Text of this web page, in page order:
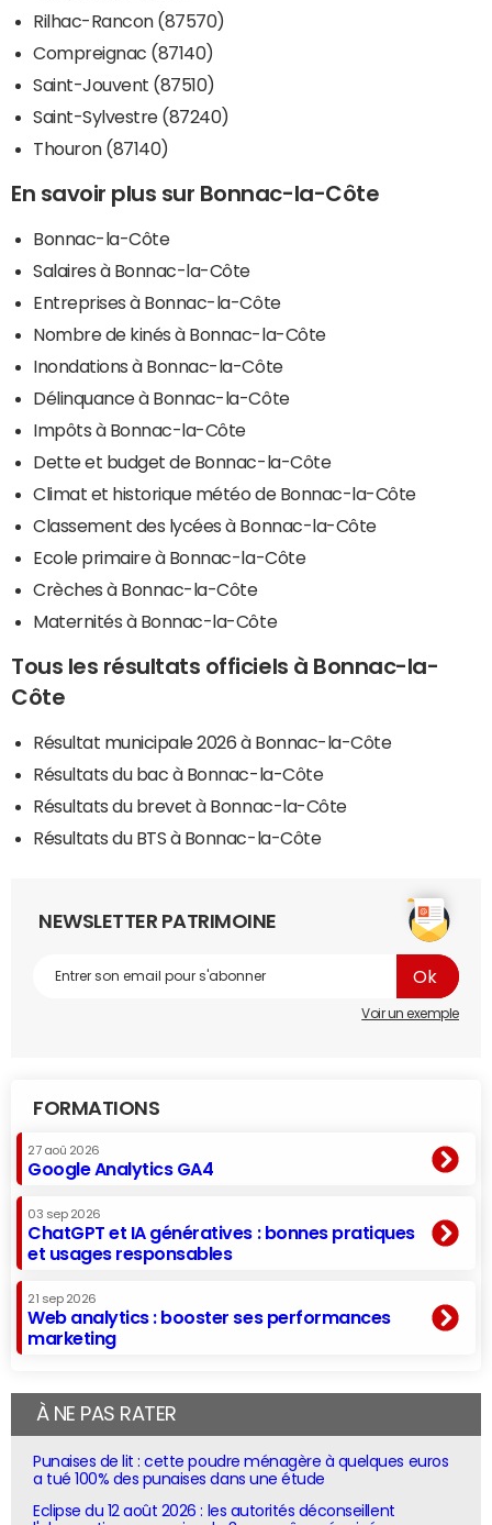
Rilhac-Rancon (87570)
Compreignac (87140)
Saint-Jouvent (87510)
Saint-Sylvestre (87240)
Thouron (87140)
En savoir plus sur Bonnac-la-Côte
Bonnac-la-Côte
Salaires à Bonnac-la-Côte
Entreprises à Bonnac-la-Côte
Nombre de kinés à Bonnac-la-Côte
Inondations à Bonnac-la-Côte
Délinquance à Bonnac-la-Côte
Impôts à Bonnac-la-Côte
Dette et budget de Bonnac-la-Côte
Climat et historique météo de Bonnac-la-Côte
Classement des lycées à Bonnac-la-Côte
Ecole primaire à Bonnac-la-Côte
Crèches à Bonnac-la-Côte
Maternités à Bonnac-la-Côte
Tous les résultats officiels à Bonnac-la-
Côte
Résultat municipale 2026 à Bonnac-la-Côte
Résultats du bac à Bonnac-la-Côte
Résultats du brevet à Bonnac-la-Côte
Résultats du BTS à Bonnac-la-Côte
NEWSLETTER PATRIMOINE
Voir un exemple
FORMATIONS
27 aoû 2026
Google Analytics GA4
03 sep 2026
ChatGPT et IA génératives : bonnes pratiques
et usages responsables
21 sep 2026
Web analytics : booster ses performances
marketing
À NE PAS RATER
Punaises de lit : cette poudre ménagère à quelques euros
a tué 100% des punaises dans une étude
Eclipse du 12 août 2026 : les autorités déconseillent